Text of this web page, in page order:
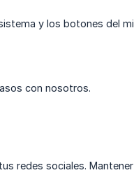
y los botones del
con nosotros.
redes sociales.